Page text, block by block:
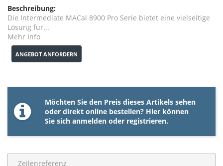
Beschreibung:
Die Intermediate MACal 8900 Pro Serie bietet eine vielseitige
Lösung für...
Mehr Info
ANGEBOT ANFORDERN
Möchten Sie den Preis dieses Artikels sehen
oder direkt online bestellen? Hier können
Sie sich anmelden oder registrieren.